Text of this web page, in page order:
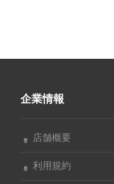
企業情報
店舗概要
利用規約